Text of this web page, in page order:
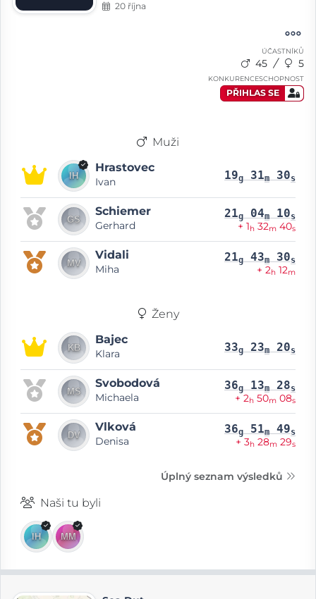
20 října
ÚČASTNÍKŮ
45 5
KONKURENCESCHOPNOST
PŘIHLAS SE
Muži
Hrastovec
Ivan 19g 31m 30s
Schiemer
Gerhard
21g 04m 10s
+ 1h 32m 40s
Vidali
Miha
21g 43m 30s
+ 2h 12m
Ženy
Bajec
Klara 33g 23m 20s
Svobodová
Michaela
36g 13m 28s
+ 2h 50m 08s
Vlková
Denisa
36g 51m 49s
+ 3h 28m 29s
Úplný seznam výsledků
Naši tu byli